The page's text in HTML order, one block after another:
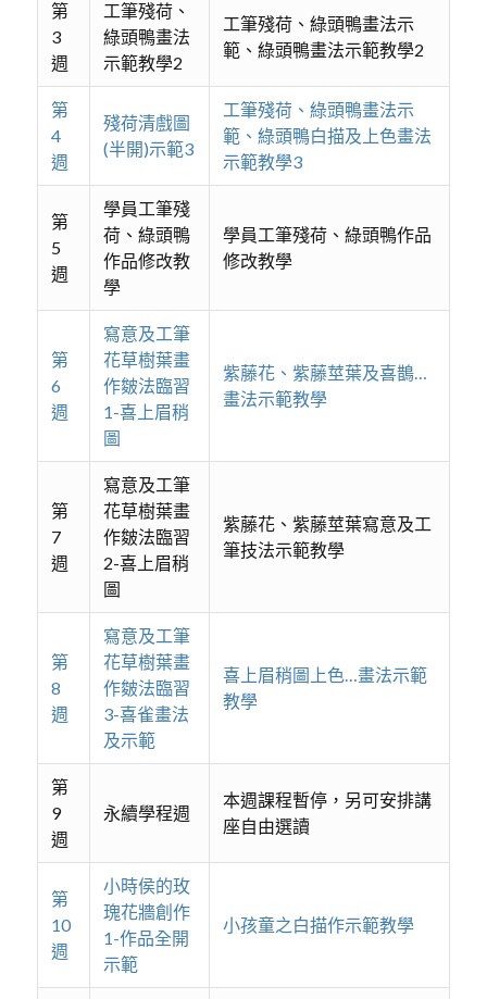
第
3
週
工筆殘荷、
綠頭鴨畫法
示範教學2
工筆殘荷、綠頭鴨畫法示
範、綠頭鴨畫法示範教學2
第
4
週
殘荷清戲圖
(半開)示範3
工筆殘荷、綠頭鴨畫法示
範、綠頭鴨白描及上色畫法
示範教學3
第
5
週
學員工筆殘
荷、綠頭鴨
作品修改教
學
學員工筆殘荷、綠頭鴨作品
修改教學
第
6
週
寫意及工筆
花草樹葉畫
作皴法臨習
1-喜上眉稍
圖
紫藤花、紫藤莖葉及喜鵲…
畫法示範教學
第
7
週
寫意及工筆
花草樹葉畫
作皴法臨習
2-喜上眉稍
圖
紫藤花、紫藤莖葉寫意及工
筆技法示範教學
第
8
週
寫意及工筆
花草樹葉畫
作皴法臨習
3-喜雀畫法
及示範
喜上眉稍圖上色…畫法示範
教學
第
9
週
永續學程週
本週課程暫停，另可安排講
座自由選讀
第
10
週
小時侯的玫
瑰花牆創作
1-作品全開
示範
小孩童之白描作示範教學